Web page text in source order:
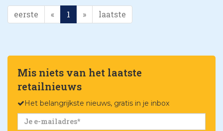
eerste « 1 » laatste
Mis niets van het laatste
retailnieuws
Het belangrijkste nieuws, gratis in je inbox